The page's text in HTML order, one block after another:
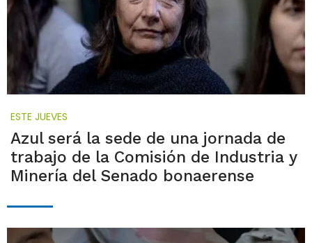
ESTE JUEVES
Azul será la sede de una jornada de
trabajo de la Comisión de Industria y
Minería del Senado bonaerense